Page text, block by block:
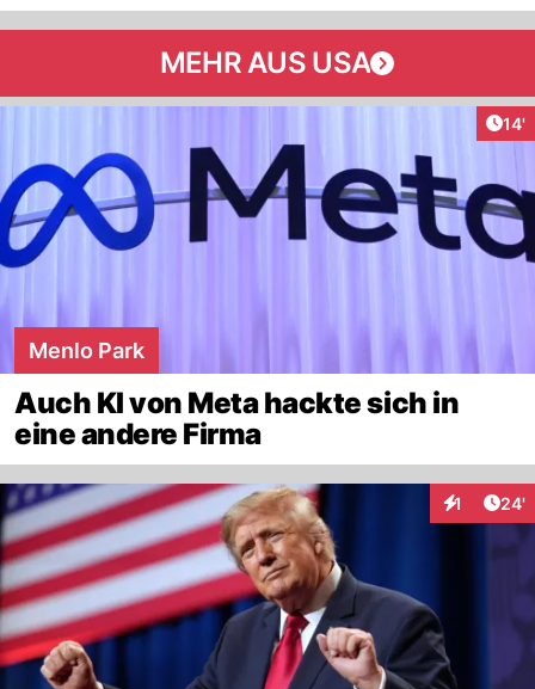
MEHR AUS USA
14'
Menlo Park
Auch KI von Meta hackte sich in
eine andere Firma
1 24'